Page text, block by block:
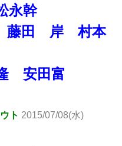
幹
藤田 岸 村本
安田富
ト 2015/07/08(水)